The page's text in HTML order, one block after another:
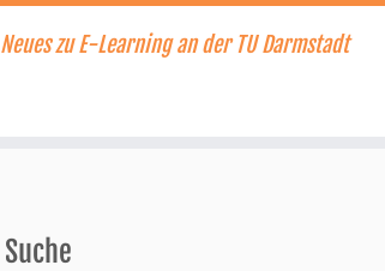
Neues zu E-Learning an der TU Darmstadt
Suche